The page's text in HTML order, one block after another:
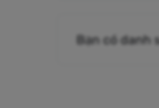
Bạn có danh